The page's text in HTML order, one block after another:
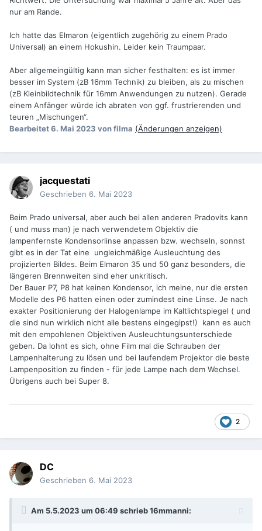
nur am Rande.
Ich hatte das Elmaron (eigentlich zugehörig zu einem Prado
Universal) an einem Hokushin. Leider kein Traumpaar.
Aber allgemeingültig kann man sicher festhalten: es ist immer
besser im System (zB 16mm Technik) zu bleiben, als zu mischen
(zB Kleinbildtechnik für 16mm Anwendungen zu nutzen). Gerade
einem Anfänger würde ich abraten von ggf. frustrierenden und
teuren „Mischungen“.
Bearbeitet6. Mai 2023 von filma (Änderungen anzeigen)
jacquestati
Geschrieben 6. Mai 2023
Beim Prado universal, aber auch bei allen anderen Pradovits kann
( und muss man) je nach verwendetem Objektiv die
lampenfernste Kondensorlinse anpassen bzw. wechseln, sonnst
gibt es in der Tat eine ungleichmäßige Ausleuchtung des
projizierten Bildes. Beim Elmaron 35 und 50 ganz besonders, die
längeren Brennweiten sind eher unkritisch.
Der Bauer P7, P8 hat keinen Kondensor, ich meine, nur die ersten
Modelle des P6 hatten einen oder zumindest eine Linse. Je nach
exakter Positionierung der Halogenlampe im Kaltlichtspiegel ( und
die sind nun wirklich nicht alle bestens eingegipst!) kann es auch
mit den empohlenen Objektiven Ausleuchtungsunterschiede
geben. Da lohnt es sich, ohne Film mal die Schrauben der
Lampenhalterung zu lösen und bei laufendem Projektor die beste
Lampenposition zu finden - für jede Lampe nach dem Wechsel.
Übrigens auch bei Super 8.
2
DC
Geschrieben 6. Mai 2023
Am 5.5.2023 um 06:49 schrieb16mmanni: